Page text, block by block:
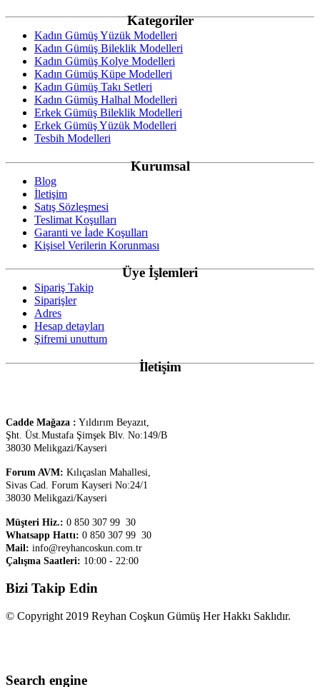
Kategoriler
Kadın Gümüş Yüzük Modelleri
Kadın Gümüş Bileklik Modelleri
Kadın Gümüş Kolye Modelleri
Kadın Gümüş Küpe Modelleri
Kadın Gümüş Takı Setleri
Kadın Gümüş Halhal Modelleri
Erkek Gümüş Bileklik Modelleri
Erkek Gümüş Yüzük Modelleri
Tesbih Modelleri
Kurumsal
Blog
İletişim
Satış Sözleşmesi
Teslimat Koşulları
Garanti ve İade Koşulları
Kişisel Verilerin Korunması
Üye İşlemleri
Sipariş Takip
Siparişler
Adres
Hesap detayları
Şifremi unuttum
İletişim
Cadde Mağaza : Yıldırım Beyazıt,
Şht. Üst.Mustafa Şimşek Blv. No:149/B
38030 Melikgazi/Kayseri
Forum AVM: Kılıçaslan Mahallesi,
Sivas Cad. Forum Kayseri No:24/1
38030 Melikgazi/Kayseri
Müşteri Hiz.: 0 850 307 99 30
Whatsapp Hattı: 0 850 307 99 30
Mail: info@reyhancoskun.com.tr
Çalışma Saatleri: 10:00 - 22:00
Bizi Takip Edin
© Copyright 2019 Reyhan Coşkun Gümüş Her Hakkı Saklıdır.
Search engine